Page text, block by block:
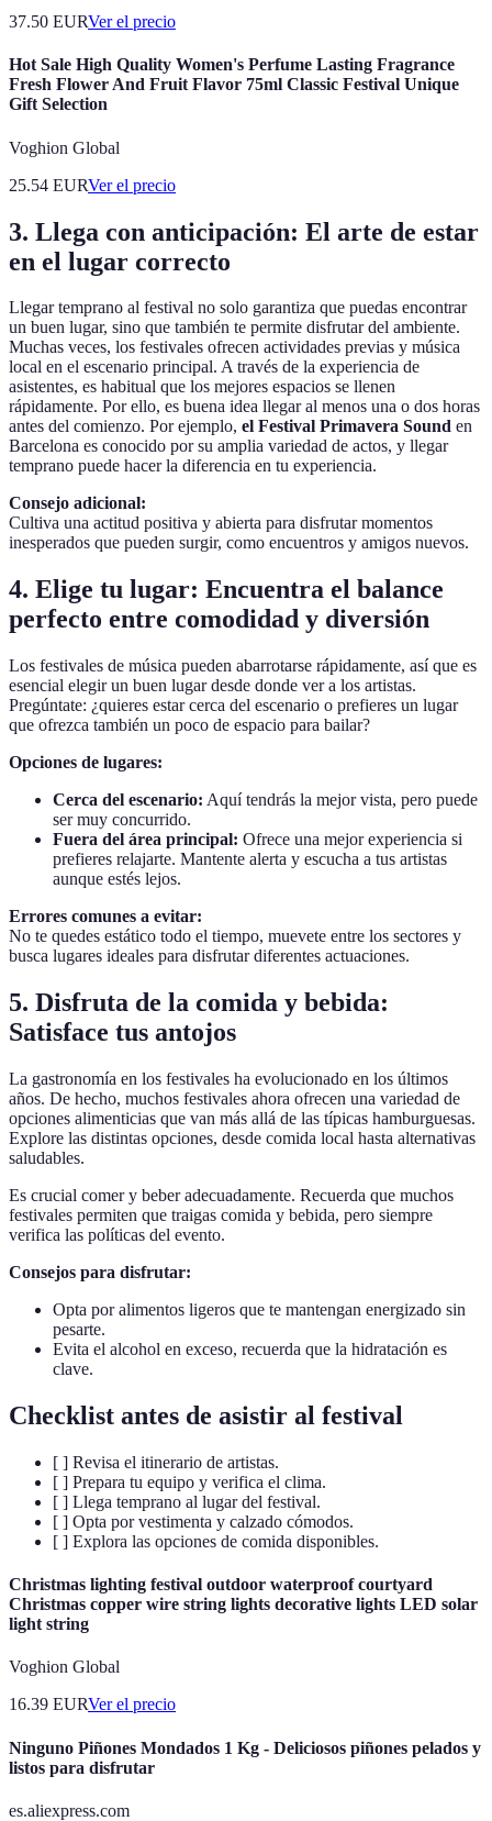
37.50 EURVer el precio
Hot Sale High Quality Women's Perfume Lasting Fragrance
Fresh Flower And Fruit Flavor 75ml Classic Festival Unique
Gift Selection
Voghion Global
25.54 EURVer el precio
3. Llega con anticipación: El arte de estar
en el lugar correcto
Llegar temprano al festival no solo garantiza que puedas encontrar
un buen lugar, sino que también te permite disfrutar del ambiente.
Muchas veces, los festivales ofrecen actividades previas y música
local en el escenario principal. A través de la experiencia de
asistentes, es habitual que los mejores espacios se llenen
rápidamente. Por ello, es buena idea llegar al menos una o dos horas
antes del comienzo. Por ejemplo, el Festival Primavera Sound en
Barcelona es conocido por su amplia variedad de actos, y llegar
temprano puede hacer la diferencia en tu experiencia.
Consejo adicional:
Cultiva una actitud positiva y abierta para disfrutar momentos
inesperados que pueden surgir, como encuentros y amigos nuevos.
4. Elige tu lugar: Encuentra el balance
perfecto entre comodidad y diversión
Los festivales de música pueden abarrotarse rápidamente, así que es
esencial elegir un buen lugar desde donde ver a los artistas.
Pregúntate: ¿quieres estar cerca del escenario o prefieres un lugar
que ofrezca también un poco de espacio para bailar?
Opciones de lugares:
Cerca del escenario: Aquí tendrás la mejor vista, pero puede
ser muy concurrido.
Fuera del área principal: Ofrece una mejor experiencia si
prefieres relajarte. Mantente alerta y escucha a tus artistas
aunque estés lejos.
Errores comunes a evitar:
No te quedes estático todo el tiempo, muevete entre los sectores y
busca lugares ideales para disfrutar diferentes actuaciones.
5. Disfruta de la comida y bebida:
Satisface tus antojos
La gastronomía en los festivales ha evolucionado en los últimos
años. De hecho, muchos festivales ahora ofrecen una variedad de
opciones alimenticias que van más allá de las típicas hamburguesas.
Explore las distintas opciones, desde comida local hasta alternativas
saludables.
Es crucial comer y beber adecuadamente. Recuerda que muchos
festivales permiten que traigas comida y bebida, pero siempre
verifica las políticas del evento.
Consejos para disfrutar:
Opta por alimentos ligeros que te mantengan energizado sin
pesarte.
Evita el alcohol en exceso, recuerda que la hidratación es
clave.
Checklist antes de asistir al festival
[ ] Revisa el itinerario de artistas.
[ ] Prepara tu equipo y verifica el clima.
[ ] Llega temprano al lugar del festival.
[ ] Opta por vestimenta y calzado cómodos.
[ ] Explora las opciones de comida disponibles.
Christmas lighting festival outdoor waterproof courtyard
Christmas copper wire string lights decorative lights LED solar
light string
Voghion Global
16.39 EURVer el precio
Ninguno Piñones Mondados 1 Kg - Deliciosos piñones pelados y
listos para disfrutar
es.aliexpress.com